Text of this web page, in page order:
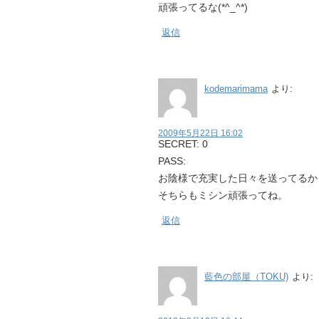
頑張ってるな(*^_^*)
返信
kodemarimama より:
2009年5月22日 16:02
SECRET: 0
PASS:
お陰様で充実した日々を送ってる
そちらもミシン頑張ってね。
返信
藍色の部屋（TOKU) より: